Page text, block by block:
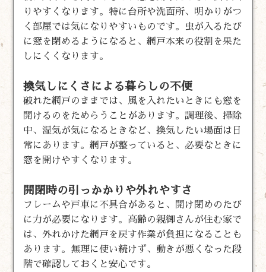
りやすくなります。特に台所や洗面所、明かりがつ
く部屋では気になりやすいものです。虫が入るたび
に窓を閉めるようになると、網戸本来の役割を果た
しにくくなります。
換気しにくさによる暮らしの不便
破れた網戸のままでは、風を入れたいときにも窓を
開けるのをためらうことがあります。調理後、掃除
中、湿気が気になるときなど、換気したい場面は日
常にあります。網戸が整っていると、必要なときに
窓を開けやすくなります。
開閉時の引っかかりや外れやすさ
フレームや戸車に不具合があると、開け閉めのたび
に力が必要になります。高齢の親御さんが住む家で
は、外れかけた網戸を戻す作業が負担になることも
あります。無理に使い続けず、動きが悪くなった段
階で確認しておくと安心です。